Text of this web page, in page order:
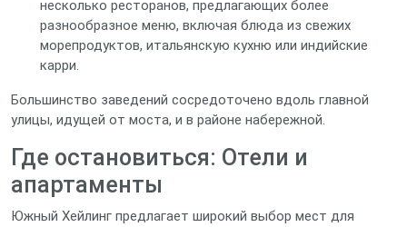
несколько ресторанов, предлагающих более
разнообразное меню, включая блюда из свежих
морепродуктов, итальянскую кухню или индийские
карри.
Большинство заведений сосредоточено вдоль главной
улицы, идущей от моста, и в районе набережной.
Где остановиться: Отели и
апартаменты
Южный Хейлинг предлагает широкий выбор мест для